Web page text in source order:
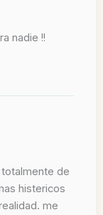
nadie !!
de
histericos
me